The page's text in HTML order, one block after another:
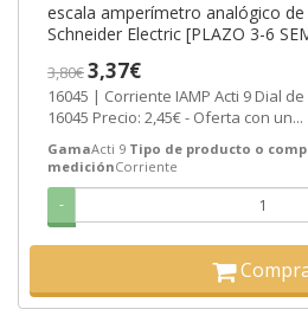
escala amperímetro analógico de
Schneider Electric [PLAZO 3-6
3,80€3,37€
16045 | Corriente IAMP Acti 9 Dial
16045 Precio: 2,45€ - Oferta con un...
GamaActi 9 Tipo de producto o
mediciónCorriente
-